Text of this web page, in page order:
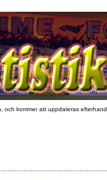
och kommer att uppdateras efterhand.